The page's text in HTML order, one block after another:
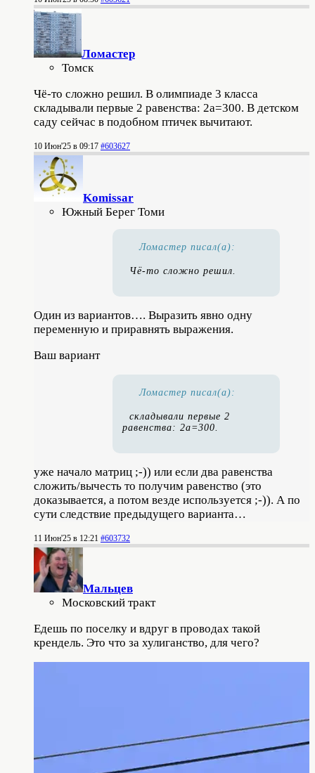
Ломастер
Томск
Чё-то сложно решил. В олимпиаде 3 класса
складывали первые 2 равенства: 2a=300. В детском
саду сейчас в подобном птичек вычитают.
10 Июн'25 в 09:17 #603627
Komissar
Южный Берег Томи
Ломастер писал(а):
Чё-то сложно решил.
Один из вариантов…. Выразить явно одну
переменную и приравнять выражения.
Ваш вариант
Ломастер писал(а):
складывали первые 2
равенства: 2a=300.
уже начало матриц ;-)) или если два равенства
сложить/вычесть то получим равенство (это
доказывается, а потом везде используется ;-)). А по
сути следствие предыдущего варианта…
11 Июн'25 в 12:21 #603732
Мальцев
Московский тракт
Едешь по поселку и вдруг в проводах такой
крендель. Это что за хулиганство, для чего?